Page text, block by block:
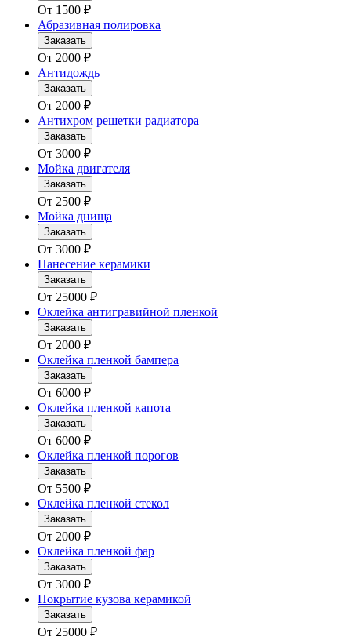
От 1500 ₽
Абразивная полировка
Заказать
От 2000 ₽
Антидождь
Заказать
От 2000 ₽
Антихром решетки радиатора
Заказать
От 3000 ₽
Мойка двигателя
Заказать
От 2500 ₽
Мойка днища
Заказать
От 3000 ₽
Нанесение керамики
Заказать
От 25000 ₽
Оклейка антигравийной пленкой
Заказать
От 2000 ₽
Оклейка пленкой бампера
Заказать
От 6000 ₽
Оклейка пленкой капота
Заказать
От 6000 ₽
Оклейка пленкой порогов
Заказать
От 5500 ₽
Оклейка пленкой стекол
Заказать
От 2000 ₽
Оклейка пленкой фар
Заказать
От 3000 ₽
Покрытие кузова керамикой
Заказать
От 25000 ₽